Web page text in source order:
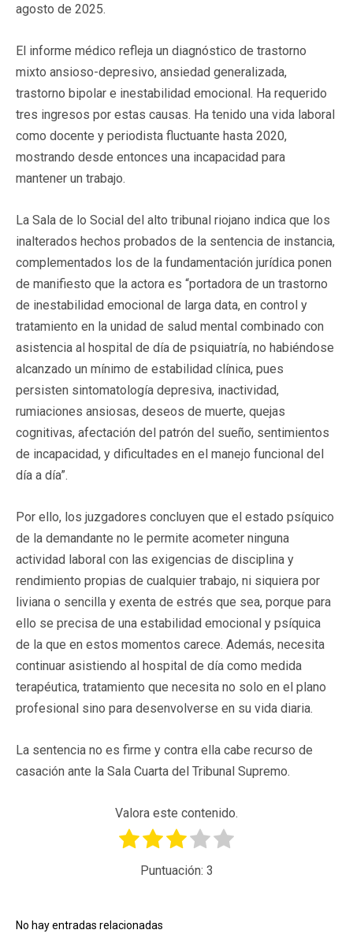
agosto de 2025.
El informe médico refleja un diagnóstico de trastorno
mixto ansioso-depresivo, ansiedad generalizada,
trastorno bipolar e inestabilidad emocional. Ha requerido
tres ingresos por estas causas. Ha tenido una vida laboral
como docente y periodista fluctuante hasta 2020,
mostrando desde entonces una incapacidad para
mantener un trabajo.
La Sala de lo Social del alto tribunal riojano indica que los
inalterados hechos probados de la sentencia de instancia,
complementados los de la fundamentación jurídica ponen
de manifiesto que la actora es “portadora de un trastorno
de inestabilidad emocional de larga data, en control y
tratamiento en la unidad de salud mental combinado con
asistencia al hospital de día de psiquiatría, no habiéndose
alcanzado un mínimo de estabilidad clínica, pues
persisten sintomatología depresiva, inactividad,
rumiaciones ansiosas, deseos de muerte, quejas
cognitivas, afectación del patrón del sueño, sentimientos
de incapacidad, y dificultades en el manejo funcional del
día a día”.
Por ello, los juzgadores concluyen que el estado psíquico
de la demandante no le permite acometer ninguna
actividad laboral con las exigencias de disciplina y
rendimiento propias de cualquier trabajo, ni siquiera por
liviana o sencilla y exenta de estrés que sea, porque para
ello se precisa de una estabilidad emocional y psíquica
de la que en estos momentos carece. Además, necesita
continuar asistiendo al hospital de día como medida
terapéutica, tratamiento que necesita no solo en el plano
profesional sino para desenvolverse en su vida diaria.
La sentencia no es firme y contra ella cabe recurso de
casación ante la Sala Cuarta del Tribunal Supremo.
Valora este contenido.
Puntuación: 3
No hay entradas relacionadas